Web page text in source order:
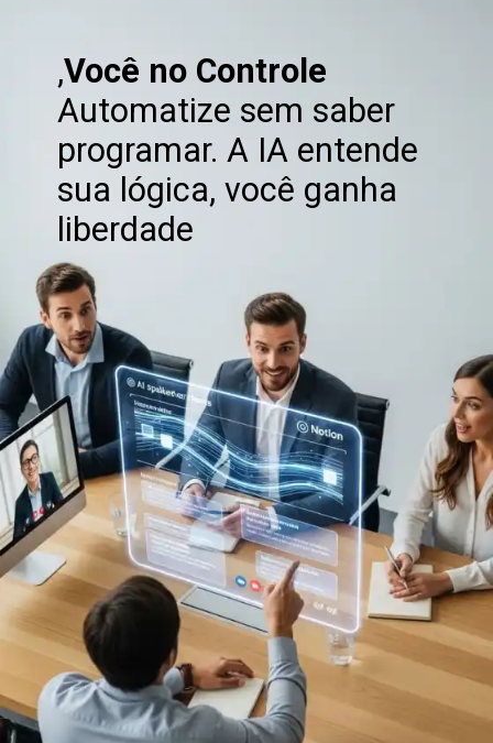
,Você no Controle
Automatize sem saber
programar. A IA entende
sua lógica, você ganha
liberdade